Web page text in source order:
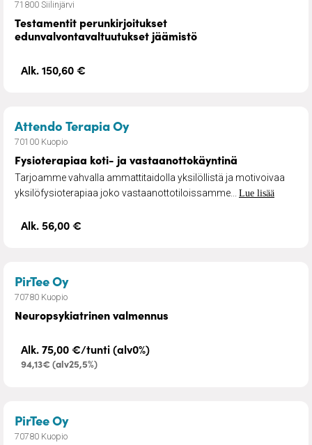
71800 Siilinjärvi
Testamentit perunkirjoitukset
edunvalvontavaltuutukset jäämistö
Alk. 150,60 €
Attendo Terapia Oy– Fysioterapiaa koti- ja
70100 Kuopio
Fysioterapiaa koti- ja vastaanottokäyntinä
Tarjoamme vahvalla ammattitaidolla yksilöllistä ja motivoivaa
yksilöfysioterapiaa joko vastaanottotiloissamme... Lue lisää
Alk. 56,00 €
PirTee Oy– Neuropsykiatrinen valmennus
70780 Kuopio
Neuropsykiatrinen valmennus
Alk. 75,00 €/tunti (alv0%)
94,13€ (alv25,5%)
PirTee Oy– Toimintaterapia
70780 Kuopio